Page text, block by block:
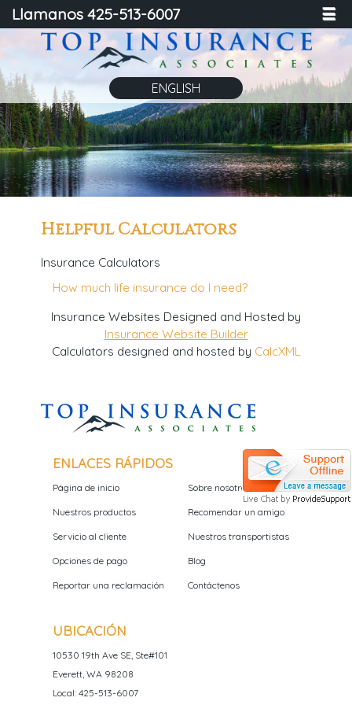
Llamanos 425-513-6007 ☰
ENGLISH
Helpful Calculators
Insurance Calculators
How much life insurance do I need?
Insurance Websites Designed and Hosted by
Insurance Website Builder
Calculators designed and hosted by CalcXML
ENLACES RÁPIDOS
Página de inicio
Nuestros productos
Servicio al cliente
Opciones de pago
Reportar una reclamación
Sobre nosotros
Recomendar un amigo
Nuestros transportistas
Blog
Contáctenos
UBICACIÓN
10530 19th Ave SE, Ste#101
Everett, WA 98208
Local: 425-513-6007